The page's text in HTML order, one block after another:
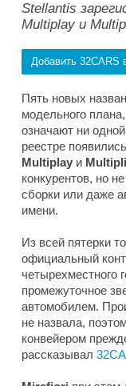
Stellantis
Multiplay и
Добавить 32CARS
Пять новых
модельного
означают ни
реестре появились
Multiplay и
конкурентов, но
сборки или даже
имени.
Из всей пятерки
официальный
четырехместного
промежуточное
автомобилем.
не назвала,
конвейером
рассказывал